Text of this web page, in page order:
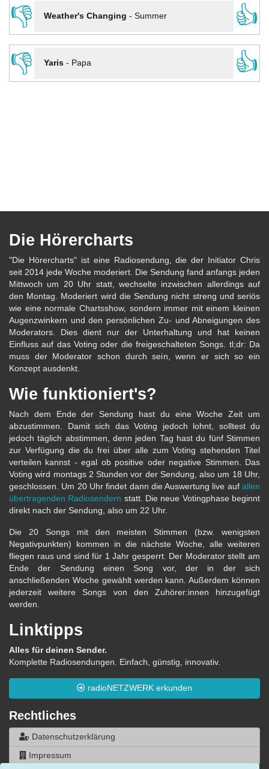
👎
Weather's Changing - Summer
👍
👎
Yaris- Papa 👍
Die Hörercharts
"Die Hörercharts" ist eine Radiosendung, die der Initiator Chris
seit 2014 jede Woche moderiert. Die Sendung fand anfangs jeden
Mittwoch um 20 Uhr statt, wechselte inzwischen allerdings auf
den Montag. Moderiert wird die Sendung nicht streng und seriös
wie eine normale Chartsshow, sondern immer mit einem kleinen
Augenzwinkern und den persönlichen Zu- und Abneigungen des
Moderators. Dies dient nur der Unterhaltung und hat keinen
Einfluss auf das Voting oder die freigeschalteten Songs. tl;dr: Da
muss der Moderator schon durch sein, wenn er sich so ein
Konzept ausdenkt.
Wie funktioniert's?
Nach dem Ende der Sendung hast du eine Woche Zeit um
abzustimmen. Damit sich das Voting jedoch lohnt, solltest du
jedoch täglich abstimmen, denn jeden Tag hast du fünf Stimmen
zur Verfügung die du frei über alle zum Voting stehenden Titel
verteilen kannst - egal ob positive oder negative Stimmen. Das
Voting wird montags 2 Stunden vor der Sendung, also um 18 Uhr,
geschlossen. Um 20 Uhr findet dann die Auswertung live auf allen
übertragenden Radiosendern statt. Die neue Votingphase beginnt
direkt nach der Sendung, also um 22 Uhr.
Die 20 Songs mit den meisten Stimmen (bzw. wenigsten
Negativpunkten) kommen in die nächste Woche, alle weiteren
fliegen raus und sind für 1 Jahr gesperrt. Der Moderator stellt am
Ende der Sendung einen Song vor, der in der sich
anschließenden Woche gewählt werden kann. Außerdem können
jederzeit weitere Songs von den Zuhörer:innen hinzugefügt
werden.
Linktipps
Alles für deinen Sender.
Komplette Radiosendungen. Einfach, günstig, innovativ.
radioNETZWERK erkunden
Rechtliches
Datenschutzerklärung
Impressum